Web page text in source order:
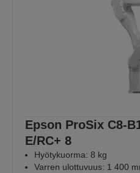
Epson ProSix C8-
E/RC+ 8
Hyötykuorma: 8 kg
Varren ulottuvuus: 1 400